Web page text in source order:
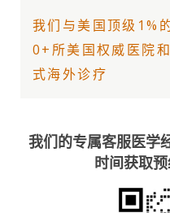
我们与美国顶级1%
0+所美国权威医院
式海外诊疗
我们的专属客服医学
时间获取